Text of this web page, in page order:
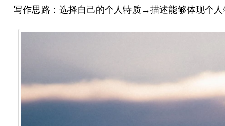
写作思路：选择自己的个人特质→描述能够体现个